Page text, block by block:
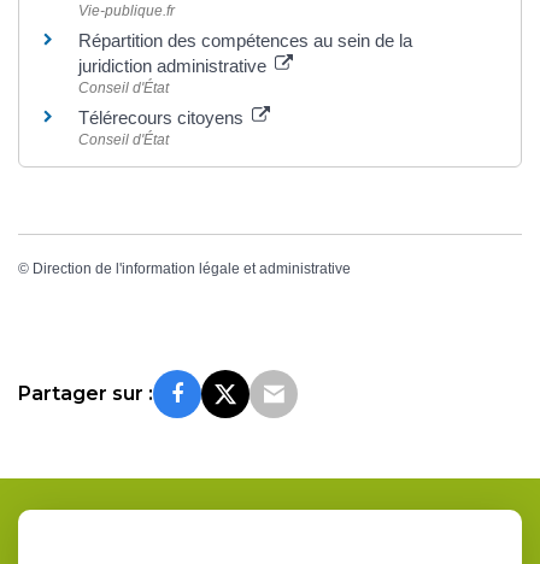
Vie-publique.fr
Répartition des compétences au sein de la
juridiction administrative
Conseil d'État
Télérecours citoyens
Conseil d'État
© Direction de l'information légale et administrative
Partager sur :